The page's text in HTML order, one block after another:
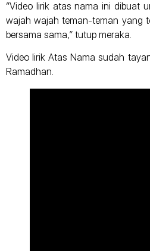
“Video lirik atas nama ini dibuat
wajah wajah teman-teman yang
bersama sama,” tutup meraka.
Video lirik Atas Nama sudah
Ramadhan.